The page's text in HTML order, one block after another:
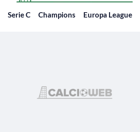
Serie C Champions Europa League